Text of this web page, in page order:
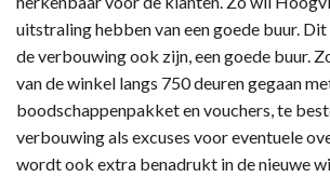
uitstraling hebben van een goede buur.
de verbouwing ook zijn, een goede buur.
van de winkel langs 750 deuren gegaan
boodschappenpakket en vouchers, te
verbouwing als excuses voor eventuele
wordt ook extra benadrukt in de nieuwe